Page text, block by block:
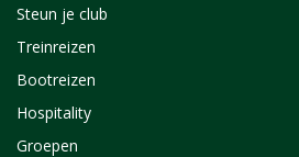
Steun je club
Treinreizen
Bootreizen
Hospitality
Groepen